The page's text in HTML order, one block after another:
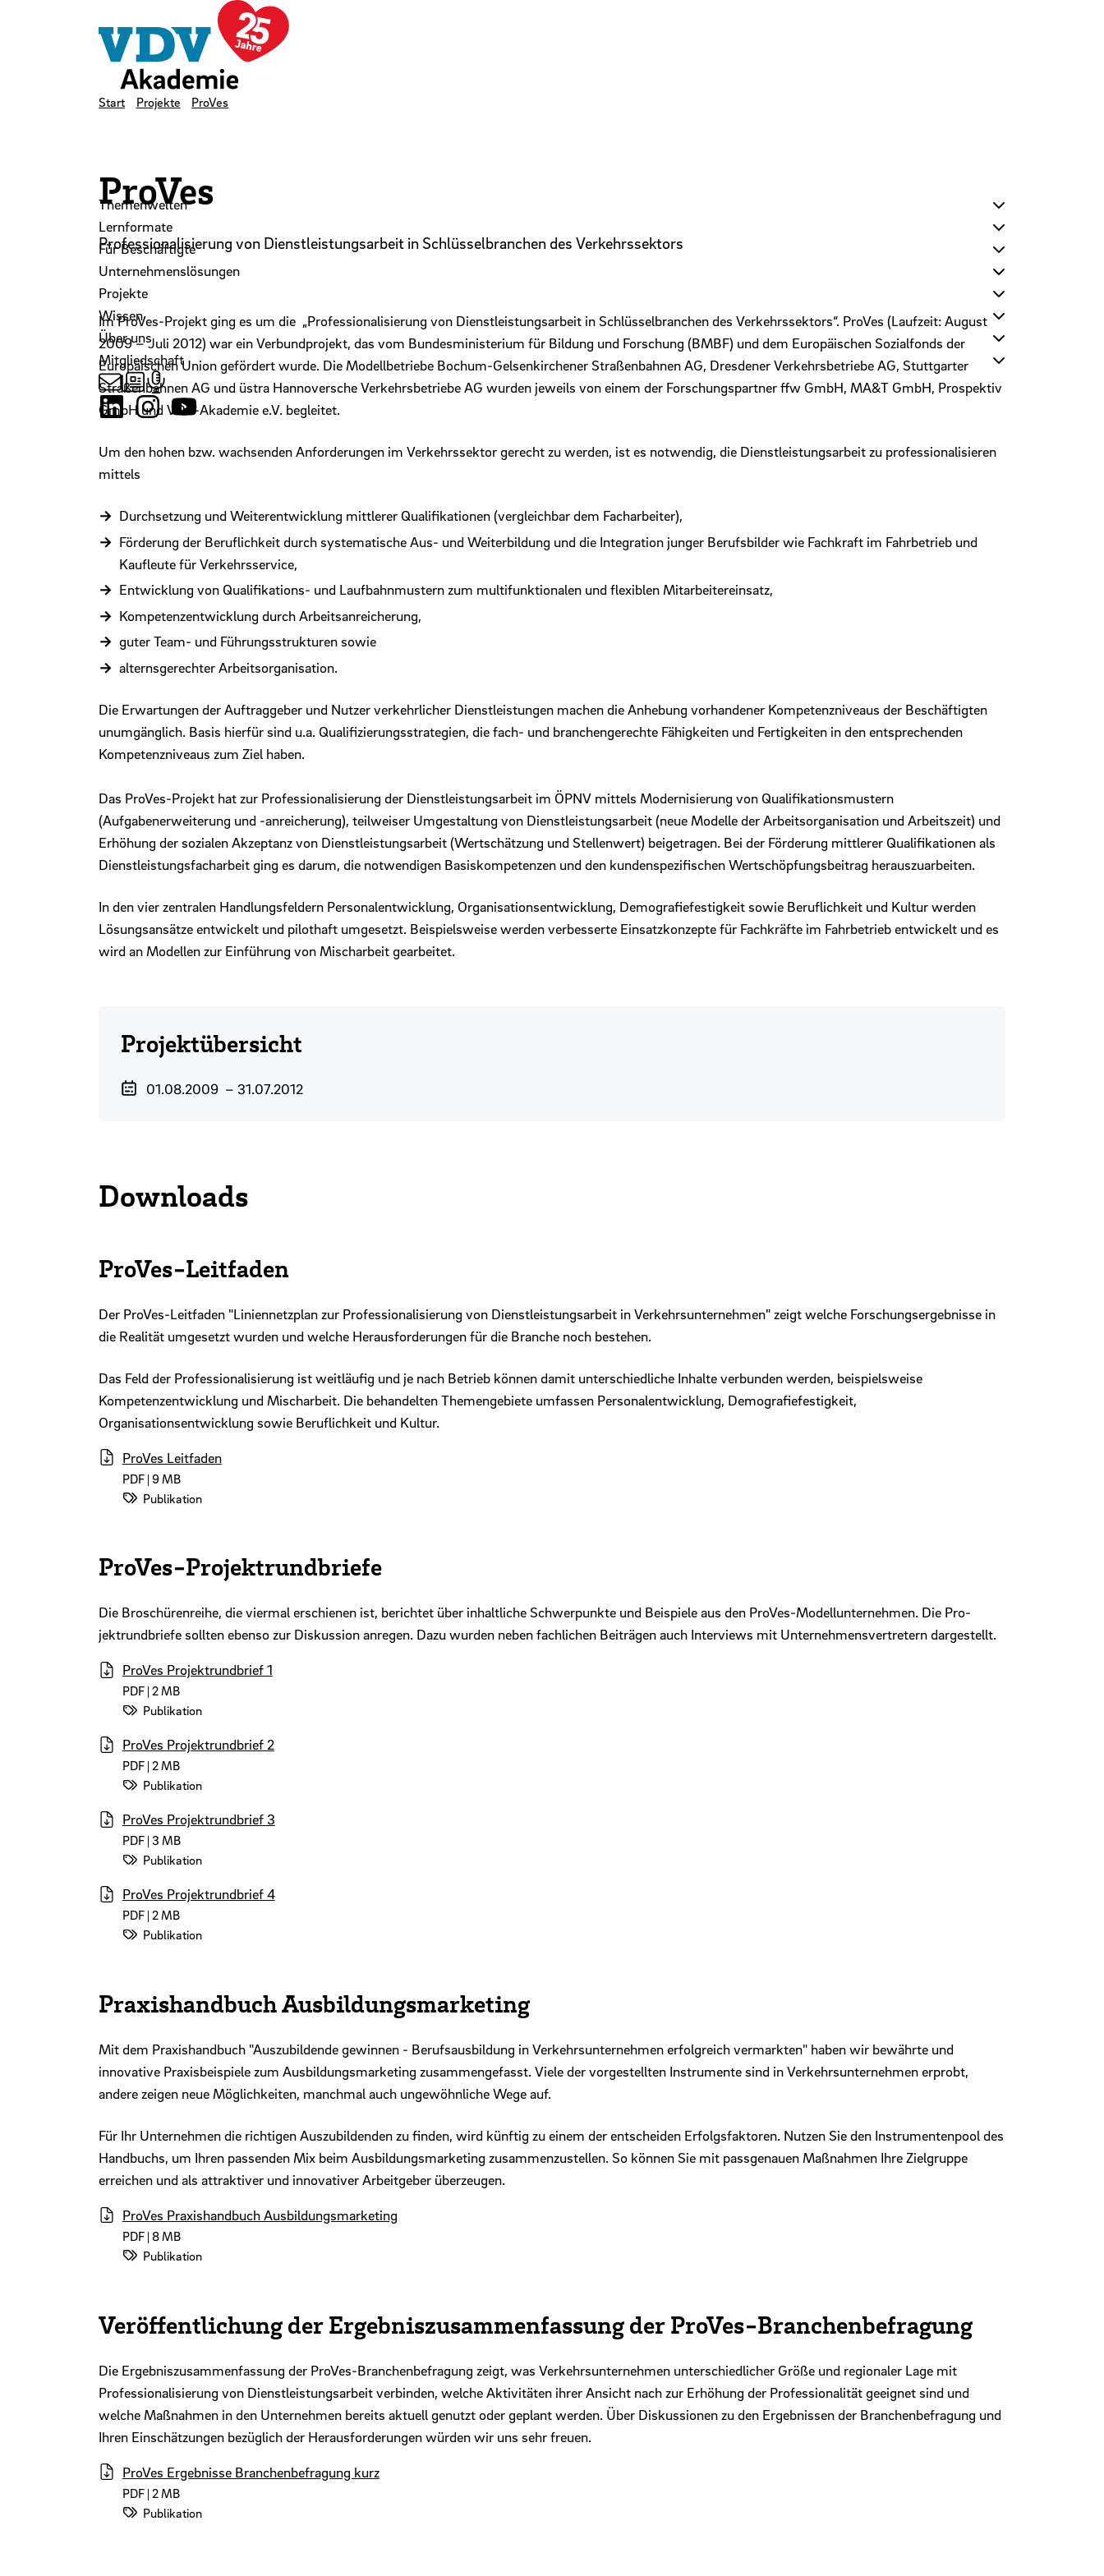
Themenwelten
Lernformate
Für Beschäftigte
Unternehmenslösungen
Projekte
Wissen
Über uns
Mitgliedschaft
Start Projekte ProVes
ProVes
Professionalisierung von Dienstleistungsarbeit in Schlüsselbranchen des Verkehrssektors
Im ProVes-Projekt ging es um die „Professionalisierung von Dienstleistungsarbeit in Schlüsselbranchen des Verkehrssektors“. ProVes (Laufzeit: August
2009 – Juli 2012) war ein Verbundprojekt, das vom Bundesministerium für Bildung und Forschung (BMBF) und dem Europäischen Sozialfonds der
Europäischen Union gefördert wurde. Die Modellbetriebe Bochum-Gelsenkirchener Straßenbahnen AG, Dresdener Verkehrsbetriebe AG, Stuttgarter
Straßenbahnen AG und üstra Hannoversche Verkehrsbetriebe AG wurden jeweils von einem der Forschungspartner ffw GmbH, MA&T GmbH, Prospektiv
GmbH und VDV-Akademie e.V. begleitet.
Um den hohen bzw. wachsenden Anforderungen im Verkehrssektor gerecht zu werden, ist es notwendig, die Dienstleistungsarbeit zu professionalisieren
mittels
Durchsetzung und Weiterentwicklung mittlerer Qualifikationen (vergleichbar dem Facharbeiter),
Förderung der Beruflichkeit durch systematische Aus- und Weiterbildung und die Integration junger Berufsbilder wie Fachkraft im Fahrbetrieb und
Kaufleute für Verkehrsservice,
Entwicklung von Qualifikations- und Laufbahnmustern zum multifunktionalen und flexiblen Mitarbeitereinsatz,
Kompetenzentwicklung durch Arbeitsanreicherung,
guter Team- und Führungsstrukturen sowie
alternsgerechter Arbeitsorganisation.
Die Erwartungen der Auftraggeber und Nutzer verkehrlicher Dienstleistungen machen die Anhebung vorhandener Kompetenzniveaus der Beschäftigten
unumgänglich. Basis hierfür sind u.a. Qualifizierungsstrategien, die fach- und branchengerechte Fähigkeiten und Fertigkeiten in den entsprechenden
Kompetenzniveaus zum Ziel haben.
Das ProVes-Projekt hat zur Professionalisierung der Dienstleistungsarbeit im ÖPNV mittels Modernisierung von Qualifikationsmustern
(Aufgabenerweiterung und -anreicherung), teilweiser Umgestaltung von Dienstleistungsarbeit (neue Modelle der Arbeitsorganisation und Arbeitszeit) und
Erhöhung der sozialen Akzeptanz von Dienstleistungsarbeit (Wertschätzung und Stellenwert) beigetragen. Bei der Förderung mittlerer Qualifikationen als
Dienstleistungsfacharbeit ging es darum, die notwendigen Basiskompetenzen und den kundenspezifischen Wertschöpfungsbeitrag herauszuarbeiten.
In den vier zentralen Handlungsfeldern Personalentwicklung, Organisationsentwicklung, Demografiefestigkeit sowie Beruflichkeit und Kultur werden
Lösungsansätze entwickelt und pilothaft umgesetzt. Beispielsweise werden verbesserte Einsatzkonzepte für Fachkräfte im Fahrbetrieb entwickelt und es
wird an Modellen zur Einführung von Mischarbeit gearbeitet.
Projektübersicht
Projektzeitraum
01.08.2009 – 31.07.2012
Downloads
ProVes-Leitfaden
Der ProVes-Leitfaden "Liniennetzplan zur Professionalisierung von Dienstleistungsarbeit in Verkehrsunternehmen" zeigt welche Forschungsergebnisse in
die Realität umgesetzt wurden und welche Herausforderungen für die Branche noch bestehen.
Das Feld der Professionalisierung ist weitläufig und je nach Betrieb können damit unterschiedliche Inhalte verbunden werden, beispielsweise
Kompetenzentwicklung und Mischarbeit. Die behandelten Themengebiete umfassen Personalentwicklung, Demografiefestigkeit,
Organisationsentwicklung sowie Beruflichkeit und Kultur.
ProVes Leitfaden
PDF | 9 MB
Datei-Kategorie:
Publikation
ProVes-Projektrundbriefe
Die Broschürenreihe, die viermal erschienen ist, berichtet über in­haltliche Schwerpunkte und Beispiele aus den ProVes-Modellunternehmen. Die Pro­
jektrundbriefe sollten ebenso zur Diskussion anregen. Dazu wurden neben fachlichen Beiträgen auch Interviews mit Unternehmensvertretern dargestellt.
ProVes Projektrundbrief 1
PDF | 2 MB
Datei-Kategorie:
Publikation
ProVes Projektrundbrief 2
PDF | 2 MB
Datei-Kategorie:
Publikation
ProVes Projektrundbrief 3
PDF | 3 MB
Datei-Kategorie:
Publikation
ProVes Projektrundbrief 4
PDF | 2 MB
Datei-Kategorie:
Publikation
Praxishandbuch Ausbildungsmarketing
Mit dem Praxishandbuch "Auszubildende gewinnen - Berufsausbildung in Verkehrsunternehmen erfolgreich vermarkten" haben wir bewährte und
innovative Praxisbeispiele zum Ausbildungsmarketing zusammengefasst. Viele der vorgestellten Instrumente sind in Verkehrsunternehmen erprobt,
andere zeigen neue Möglichkeiten, manchmal auch ungewöhnliche Wege auf.
Für Ihr Unternehmen die richtigen Auszubildenden zu finden, wird künftig zu einem der entscheiden Erfolgsfaktoren. Nutzen Sie den Instrumentenpool des
Handbuchs, um Ihren passenden Mix beim Ausbildungsmarketing zusammenzustellen. So können Sie mit passgenauen Maßnahmen Ihre Zielgruppe
erreichen und als attraktiver und innovativer Arbeitgeber überzeugen.
ProVes Praxishandbuch Ausbildungsmarketing
PDF | 8 MB
Datei-Kategorie:
Publikation
Veröffentlichung der Ergebniszusammenfassung der ProVes-Branchenbefragung
Die Ergebniszusammenfassung der ProVes-Branchenbefragung zeigt, was Verkehrs­unternehmen unterschiedlicher Größe und regionaler Lage mit
Professionalisierung von Dienstleistungsarbeit verbinden, welche Aktivitäten ihrer Ansicht nach zur Erhöhung der Professionalität geeignet sind und
welche Maßnahmen in den Unternehmen bereits aktuell genutzt oder geplant werden. Über Diskussionen zu den Ergebnissen der Branchenbefragung und
Ihren Ein­schätzungen bezüglich der Herausforderungen würden wir uns sehr freuen.
ProVes Ergebnisse Branchenbefragung kurz
PDF | 2 MB
Datei-Kategorie:
Publikation